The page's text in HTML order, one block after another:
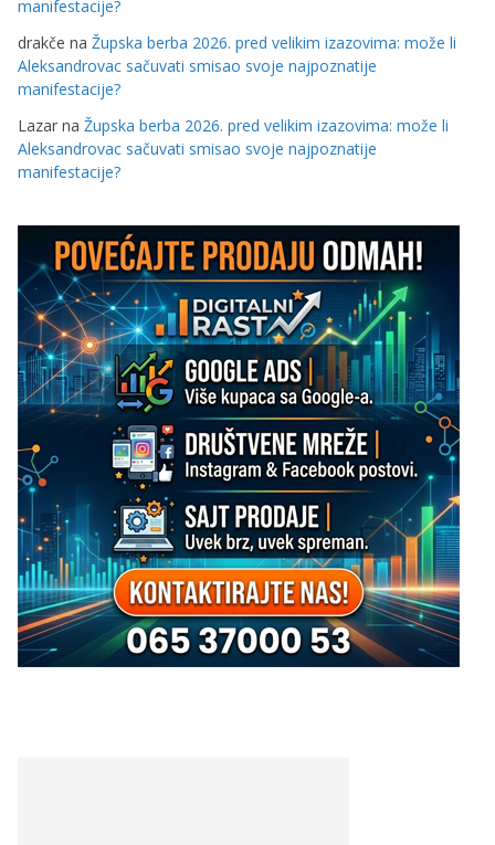
manifestacije?
drakče na Župska berba 2026. pred velikim izazovima: može li
Aleksandrovac sačuvati smisao svoje najpoznatije
manifestacije?
Lazar na Župska berba 2026. pred velikim izazovima: može li
Aleksandrovac sačuvati smisao svoje najpoznatije
manifestacije?